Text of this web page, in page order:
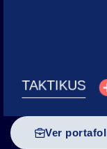
TAKTIKUS
Ver